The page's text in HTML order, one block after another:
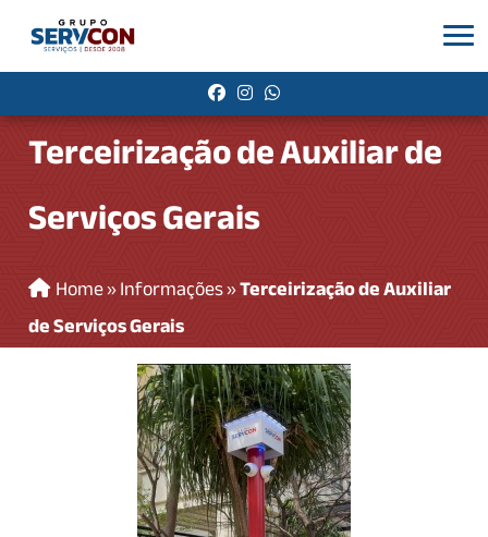
Terceirização de Auxiliar de
Serviços Gerais
Home»Informações»Terceirização de Auxiliar
de Serviços Gerais